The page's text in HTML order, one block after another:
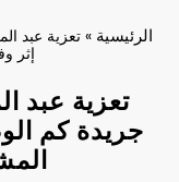
الرئيسية » تعزية عبد
إثر
تعزية عبد
جريدة كم